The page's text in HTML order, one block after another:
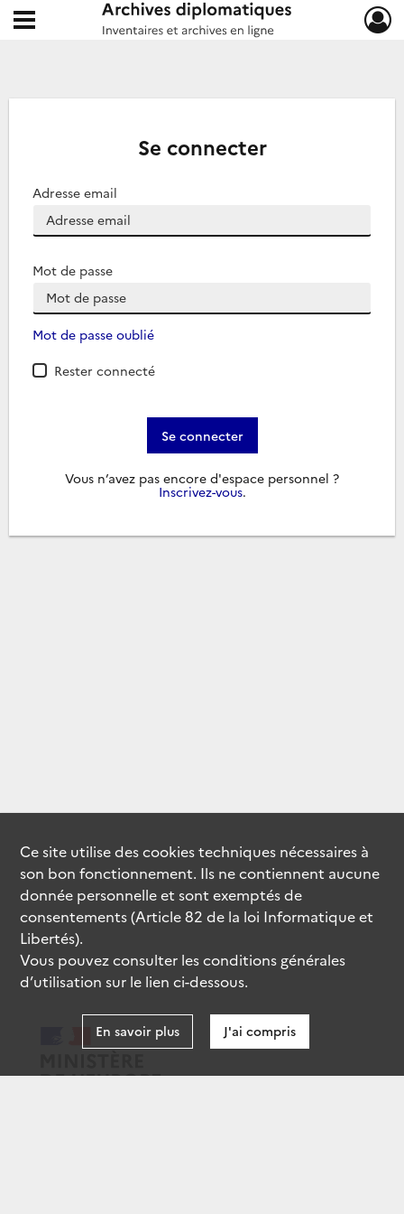
Archives diplomatiques
Ouvrir le menu déroulant
Se connecter
Adresse email
Mot de passe
Mot de passe oublié
Rester connecté
Se connecter
Vous n’avez pas encore d'espace personnel ?
Inscrivez-vous.
Ce site utilise descookiestechniques nécessaires à
son bon fonctionnement. Ils ne contiennent aucune
donnée personnelle et sont exemptés de
consentements (Article 82 de la loi Informatique et
Libertés).
Vous pouvez consulter les conditions générales
d’utilisation sur le lien ci-dessous.
En savoir plus J'ai compris